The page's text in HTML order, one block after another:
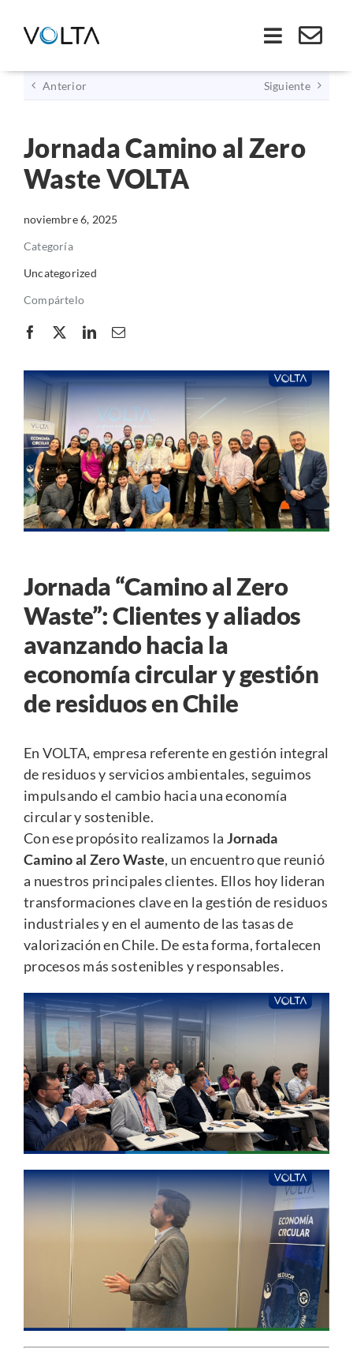
Toggle
Inicio
Somos VOLTA
Soluciones
Economía Circular
Productos
Anterior Siguiente
Jornada Camino al Zero
Waste VOLTA
noviembre 6, 2025
Categoría
Uncategorized
Compártelo
Jornada “Camino al Zero
Waste”: Clientes y aliados
avanzando hacia la
economía circular y gestión
de residuos en Chile
En VOLTA, empresa referente en gestión integral
de residuos y servicios ambientales, seguimos
impulsando el cambio hacia una economía
circular y sostenible.
Con ese propósito realizamos la Jornada
Camino al Zero Waste, un encuentro que reunió
a nuestros principales clientes. Ellos hoy lideran
transformaciones clave en la gestión de residuos
industriales y en el aumento de las tasas de
valorización en Chile. De esta forma, fortalecen
procesos más sostenibles y responsables.